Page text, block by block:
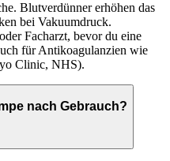
Blutverdünner erhöhen das
bei Vakuumdruck.
Facharzt, bevor du eine
für Antikoagulanzien wie
Clinic, NHS).
nach Gebrauch?